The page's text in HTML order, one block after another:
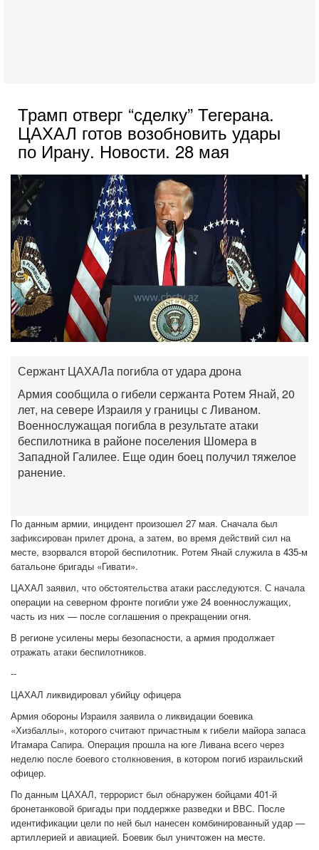
Трамп отверг “сделку” Тегерана.
ЦАХАЛ готов возобновить удары
по Ирану. Новости. 28 мая
Сержант ЦАХАЛа погибла от удара дрона
Армия сообщила о гибели сержанта Ротем Янай, 20
лет, на севере Израиля у границы с Ливаном.
Военнослужащая погибла в результате атаки
беспилотника в районе поселения Шомера в
Западной Галилее. Еще один боец получил тяжелое
ранение.
По данным армии, инцидент произошел 27 мая. Сначала был
зафиксирован прилет дрона, а затем, во время действий сил на
месте, взорвался второй беспилотник. Ротем Янай служила в 435-м
батальоне бригады «Гивати».
ЦАХАЛ заявил, что обстоятельства атаки расследуются. С начала
операции на северном фронте погибли уже 24 военнослужащих,
часть из них — после соглашения о прекращении огня.
В регионе усилены меры безопасности, а армия продолжает
отражать атаки беспилотников.
--
ЦАХАЛ ликвидировал убийцу офицера
Армия обороны Израиля заявила о ликвидации боевика
«Хизбаллы», которого считают причастным к гибели майора запаса
Итамара Сапира. Операция прошла на юге Ливана всего через
неделю после боевого столкновения, в котором погиб израильский
офицер.
По данным ЦАХАЛ, террорист был обнаружен бойцами 401-й
бронетанковой бригады при поддержке разведки и ВВС. После
идентификации цели по ней был нанесен комбинированный удар —
артиллерией и авиацией. Боевик был уничтожен на месте.